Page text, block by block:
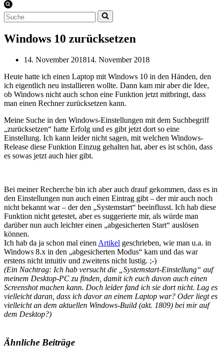
Suchen
nach …
Windows 10 zurücksetzen
14. November 201814. November 2018
Heute hatte ich einen Laptop mit Windows 10 in den Händen, den
ich eigentlich neu installieren wollte. Dann kam mir aber die Idee,
ob Windows nicht auch schon eine Funktion jetzt mitbringt, dass
man einen Rechner zurücksetzen kann.
Meine Suche in den Windows-Einstellungen mit dem Suchbegriff
„zurücksetzen“ hatte Erfolg und es gibt jetzt dort so eine
Einstellung. Ich kann leider nicht sagen, mit welchen Windows-
Release diese Funktion Einzug gehalten hat, aber es ist schön, dass
es sowas jetzt auch hier gibt.
Bei meiner Recherche bin ich aber auch drauf gekommen, dass es in
den Einstellungen nun auch einen Eintrag gibt – der mir auch noch
nicht bekannt war – der den „Systemstart“ beeinflusst. Ich hab diese
Funktion nicht getestet, aber es suggerierte mir, als würde man
darüber nun auch leichter einen „abgesicherten Start“ auslösen
können.
Ich hab da ja schon mal einen Artikel geschrieben, wie man u.a. in
Windows 8.x in den „abgesicherten Modus“ kam und das war
erstens nicht intuitiv und zweitens nicht lustig. ;-)
(Ein Nachtrag: Ich hab versucht die „Systemstart-Einstellung“ auf
meinem Desktop-PC zu finden, damit ich euch davon auch einen
Screenshot machen kann. Doch leider fand ich sie dort nicht. Lag es
vielleicht daran, dass ich davor an einem Laptop war? Oder liegt es
vielleicht an dem aktuellen Windows-Build (akt. 1809) bei mir auf
dem Desktop?)
Ähnliche Beiträge